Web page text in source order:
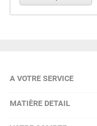
A VOTRE SERVICE
MATIÈRE DETAIL